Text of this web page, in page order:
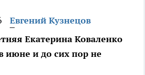
Евгений Кузнецов
Екатерина Коваленко
июне и до сих пор не